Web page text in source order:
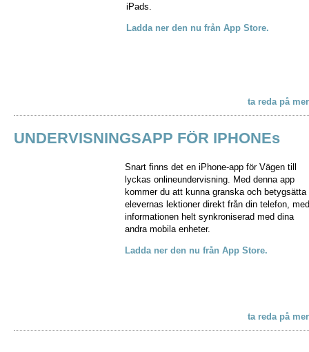
iPads.
Ladda ner den nu från App Store.
ta reda på
UNDERVISNINGSAPP FÖR IPHONEs
Snart finns det en iPhone-app för Vägen till
lyckas onlineundervisning. Med denna app
kommer du att kunna granska och betygsätta
elevernas lektioner direkt från din telefon, med
informationen helt synkroniserad med dina
andra mobila enheter.
Ladda ner den nu från App Store.
ta reda på